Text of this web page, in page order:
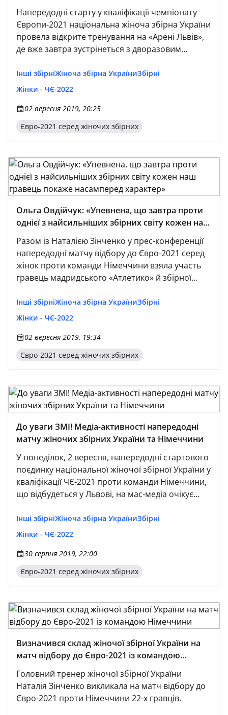
командою Німеччини
Напередодні старту у кваліфікації чемпіонату
Європи-2021 національна жіноча збірна України
провела відкрите тренування на «Арені Львів»,
де вже завтра зустрінеться з дворазовим
Інші збірніЖіноча збірна УкраїниЗбірні
Жінки - ЧЄ-2022
02 вересня 2019, 20:25
Євро-2021 серед жіночих збірних
Ольга Овдійчук: «Упевнена, що завтра проти
однієї з найсильніших збірних світу кожен наш
гравець покаже насамперед характер»
Разом із Наталією Зінченко у прес-конференції
напередодні матчу відбору до Євро-2021 серед
жінок проти команди Німеччини взяла участь
гравець мадридського «Атлетико» й збірної
вояжу з Іспанії до України?
Інші збірніЖіноча збірна УкраїниЗбірні
Жінки - ЧЄ-2022
02 вересня 2019, 19:34
Євро-2021 серед жіночих збірних
До уваги ЗМІ! Медіа-активності напередодні
матчу жіночих збірних України та Німеччини
У понеділок, 2 вересня, напередодні стартового
поєдинку національної жіночої збірної України у
кваліфікації ЧЄ-2021 проти команди Німеччини,
що відбудеться у Львові, на мас-медіа очікує
Інші збірніЖіноча збірна УкраїниЗбірні
Жінки - ЧЄ-2022
30 серпня 2019, 22:00
Євро-2021 серед жіночих збірних
Визначився склад жіночої збірної України на
матч відбору до Євро-2021 із командою
Головний тренер жіночої збірної України
Наталія Зінченко викликала на матч відбору до
Євро-2021 проти Німеччини 22-х гравців.